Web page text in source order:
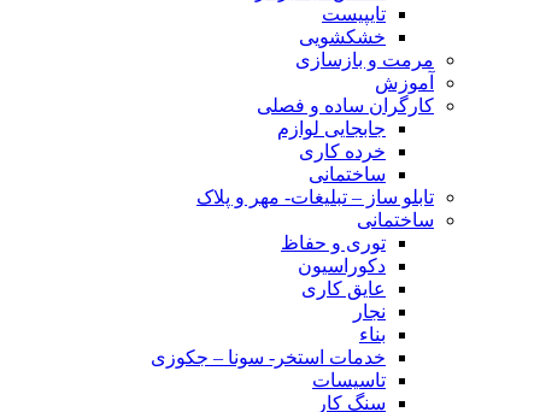
تایپیست
خشکشویی
مرمت و بازسازی
آموزش
کارگران ساده و فصلی
جابجایی لوازم
خرده کاری
ساختمانی
تابلو ساز – تبلیغات- مهر و پلاک
ساختمانی
توری و حفاظ
دکوراسیون
عایق کاری
نجار
بناء
خدمات استخر- سونا – جکوزی
تاسیسات
سنگ کار